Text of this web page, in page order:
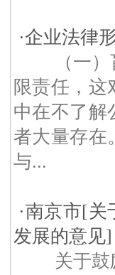
·企业法律
（一）盲
限责任，
中在不了解
者大量存在
与...
·南京市[关
发展的意见]
关于鼓励